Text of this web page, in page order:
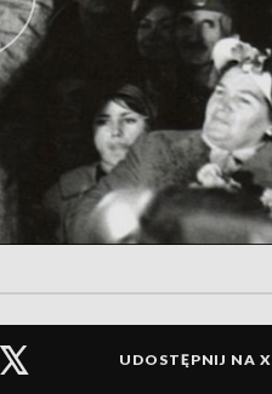
UDOSTĘPNIJ NA X